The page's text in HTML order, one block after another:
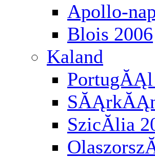
Apollo-
Blois 2006
Kaland
SzicĂ­lia